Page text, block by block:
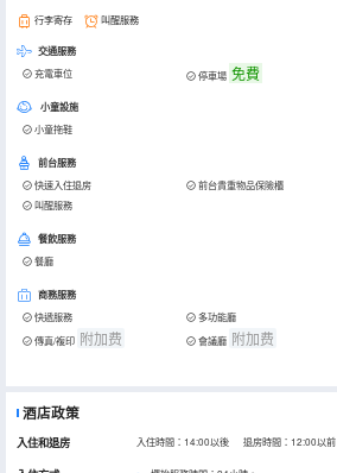
行李寄存 叫醒服務
交通服務
充電車位 停車場 免費
小童設施
小童拖鞋
前台服務
快速入住退房 前台貴重物品保險櫃
叫醒服務
餐飲服務
餐廳
商務服務
快遞服務 多功能廳
傳真/複印 附加费 會議廳 附加费
酒店政策
入住和退房 入住時間：14:00以後 退房時間：12:00以前